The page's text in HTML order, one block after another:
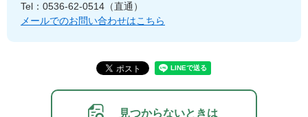
Tel：0536-62-0514（直通）
メールでのお問い合わせはこちら
見つからないときは